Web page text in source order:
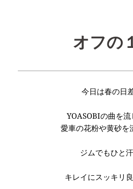
オフの
今日は春の日
YOASOBIの曲を流
愛車の花粉や黄砂を
ジムでもひと
キレイにスッキリ